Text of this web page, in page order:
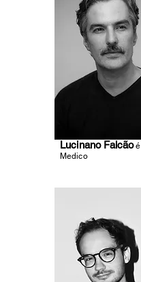
Lucinano Falcãoé
Medico